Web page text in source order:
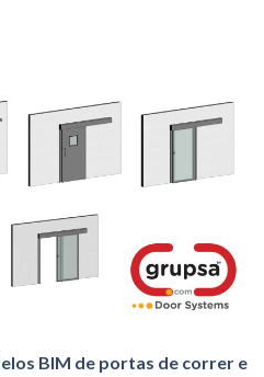
BIM de portas de correr e